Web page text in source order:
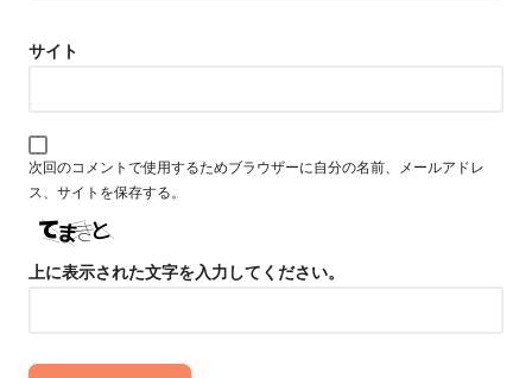
サイト
次回のコメントで使用するためブラウザーに自分の名前、メールアドレ
ス、サイトを保存する。
上に表示された文字を入力してください。